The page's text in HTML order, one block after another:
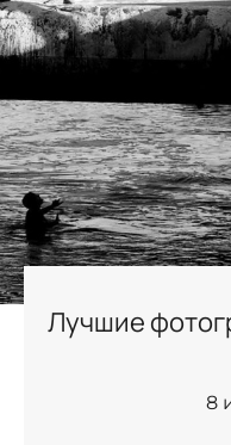
Лучшие
8